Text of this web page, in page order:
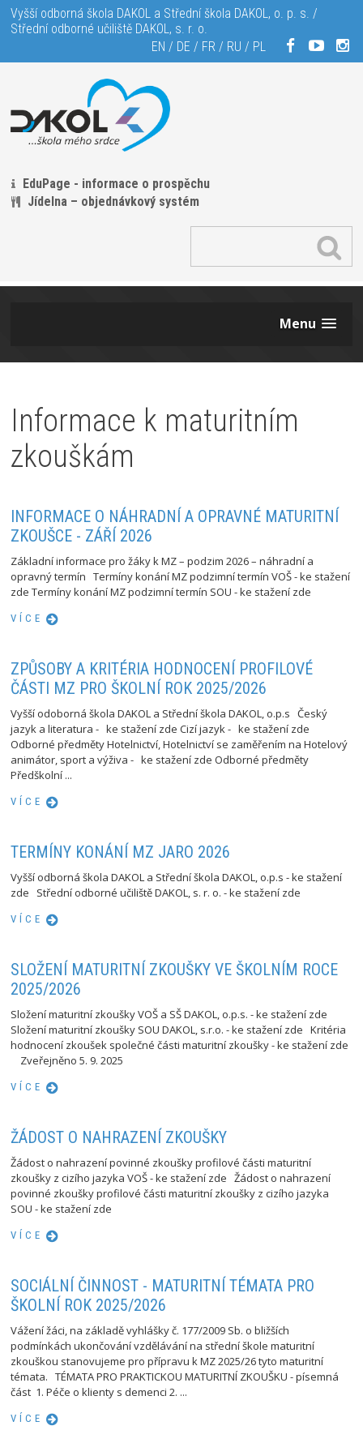
Vyšší odborná škola DAKOL a Střední škola DAKOL, o. p. s. /
Střední odborné učiliště DAKOL, s. r. o.
EN / DE / FR/ RU / PL
EduPage - informace o prospěchu
Jídelna – objednávkový systém
Menu
Informace k maturitním
zkouškám
INFORMACE O NÁHRADNÍ A OPRAVNÉ MATURITNÍ
ZKOUŠCE - ZÁŘÍ 2026
Základní informace pro žáky k MZ – podzim 2026 – náhradní a
opravný termín Termíny konání MZ podzimní termín VOŠ - ke stažení
zde Termíny konání MZ podzimní termín SOU - ke stažení zde
VÍCE
ZPŮSOBY A KRITÉRIA HODNOCENÍ PROFILOVÉ
ČÁSTI MZ PRO ŠKOLNÍ ROK 2025/2026
Vyšší odoborná škola DAKOL a Střední škola DAKOL, o.p.s Český
jazyk a literatura - ke stažení zde Cizí jazyk - ke stažení zde
Odborné předměty Hotelnictví, Hotelnictví se zaměřením na Hotelový
animátor, sport a výživa - ke stažení zde Odborné předměty
Předškolní ...
VÍCE
TERMÍNY KONÁNÍ MZ JARO 2026
Vyšší odborná škola DAKOL a Střední škola DAKOL, o.p.s - ke stažení
zde Střední odborné učiliště DAKOL, s. r. o. - ke stažení zde
VÍCE
SLOŽENÍ MATURITNÍ ZKOUŠKY VE ŠKOLNÍM ROCE
2025/2026
Složení maturitní zkoušky VOŠ a SŠ DAKOL, o.p.s. - ke stažení zde
Složení maturitní zkoušky SOU DAKOL, s.r.o. - ke stažení zde Kritéria
hodnocení zkoušek společné části maturitní zkoušky - ke stažení zde
Zveřejněno 5. 9. 2025
VÍCE
ŽÁDOST O NAHRAZENÍ ZKOUŠKY
Žádost o nahrazení povinné zkoušky profilové části maturitní
zkoušky z cizího jazyka VOŠ - ke stažení zde Žádost o nahrazení
povinné zkoušky profilové části maturitní zkoušky z cizího jazyka
SOU - ke stažení zde
VÍCE
SOCIÁLNÍ ČINNOST - MATURITNÍ TÉMATA PRO
ŠKOLNÍ ROK 2025/2026
Vážení žáci, na základě vyhlášky č. 177/2009 Sb. o bližších
podmínkách ukončování vzdělávání na střední škole maturitní
zkouškou stanovujeme pro přípravu k MZ 2025/26 tyto maturitní
témata. TÉMATA PRO PRAKTICKOU MATURITNÍ ZKOUŠKU - písemná
část 1. Péče o klienty s demenci 2. ...
VÍCE